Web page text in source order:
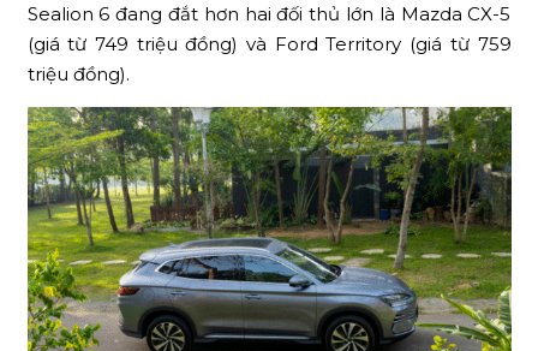
Sealion 6 đang đắt hơn hai đối thủ lớn là Mazda CX-5
(giá từ 749 triệu đồng) và Ford Territory (giá từ 759
triệu đồng).